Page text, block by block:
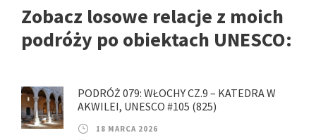
Zobacz losowe relacje z moich
podróży po obiektach UNESCO:
PODRÓŻ 079: WŁOCHY CZ.9 – KATEDRA W
AKWILEI, UNESCO #105 (825)
18 MARCA 2026